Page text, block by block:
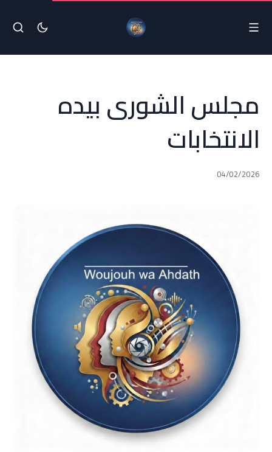
مجلس الشورى بيده
الانتخابات
04/02/2026